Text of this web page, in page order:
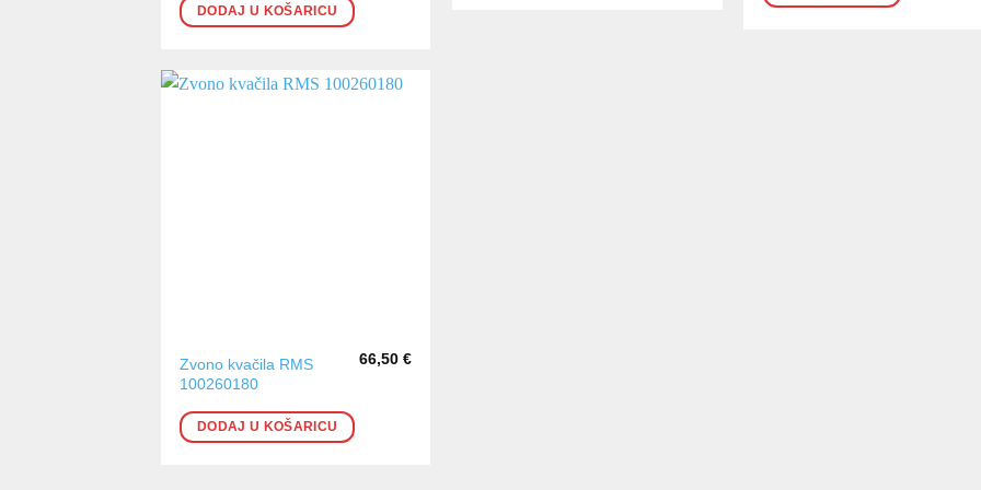
DODAJ U KOŠARICU
Zvono kvačila RMS
100260180
66,50€
DODAJ U KOŠARICU